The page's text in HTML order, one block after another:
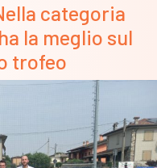
categoria
la meglio sul
trofeo